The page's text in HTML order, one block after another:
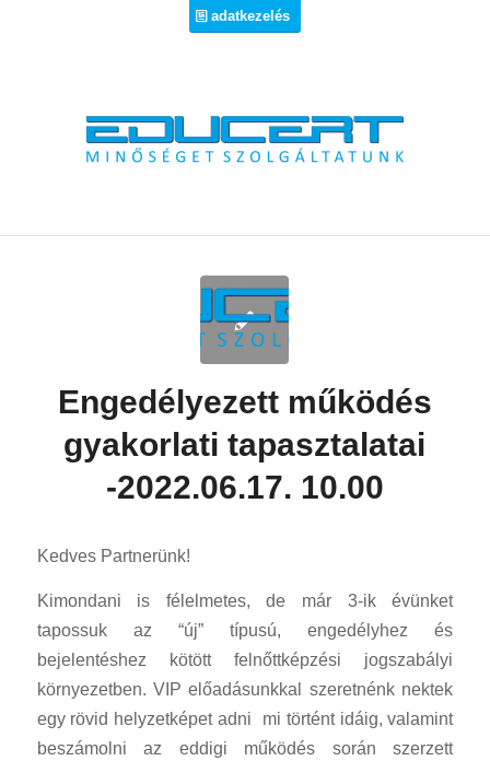
adatkezelés
Engedélyezett működés
gyakorlati tapasztalatai
-2022.06.17. 10.00
Kedves Partnerünk!
Kimondani is félelmetes, de már 3-ik évünket
tapossuk az “új” típusú, engedélyhez és
bejelentéshez kötött felnőttképzési jogszabályi
környezetben. VIP előadásunkkal szeretnénk nektek
egy rövid helyzetképet adni mi történt idáig, valamint
beszámolni az eddigi működés során szerzett